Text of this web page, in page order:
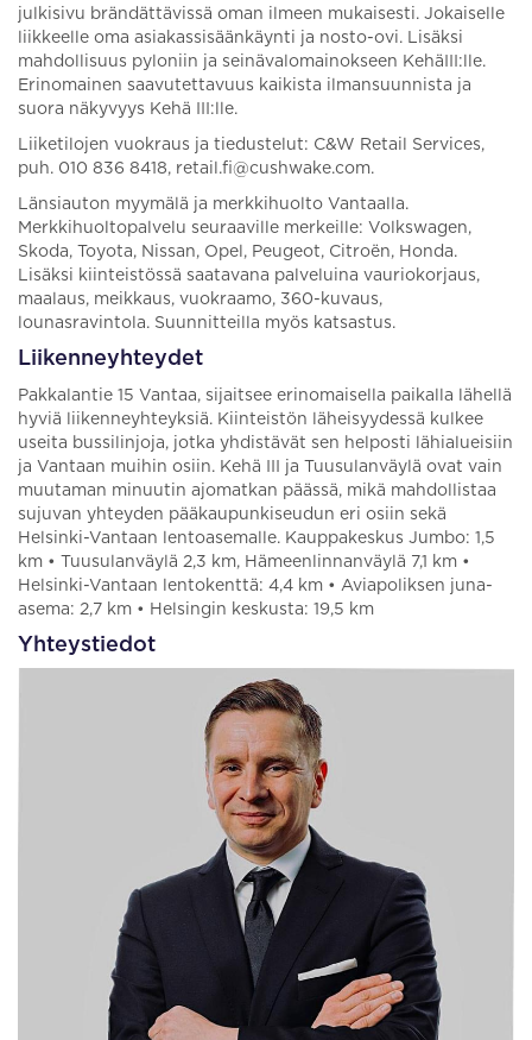
julkisivu brändättävissä oman ilmeen mukaisesti. Jokaiselle
liikkeelle oma asiakassisäänkäynti ja nosto-ovi. Lisäksi
mahdollisuus pyloniin ja seinävalomainokseen KehäIII:lle.
Erinomainen saavutettavuus kaikista ilmansuunnista ja
suora näkyvyys Kehä III:lle.
Liiketilojen vuokraus ja tiedustelut: C&W Retail Services,
puh. 010 836 8418, retail.fi@cushwake.com.
Länsiauton myymälä ja merkkihuolto Vantaalla.
Merkkihuoltopalvelu seuraaville merkeille: Volkswagen,
Skoda, Toyota, Nissan, Opel, Peugeot, Citroën, Honda.
Lisäksi kiinteistössä saatavana palveluina vauriokorjaus,
maalaus, meikkaus, vuokraamo, 360-kuvaus,
lounasravintola. Suunnitteilla myös katsastus.
Liikenneyhteydet
Pakkalantie 15 Vantaa, sijaitsee erinomaisella paikalla lähellä
hyviä liikenneyhteyksiä. Kiinteistön läheisyydessä kulkee
useita bussilinjoja, jotka yhdistävät sen helposti lähialueisiin
ja Vantaan muihin osiin. Kehä III ja Tuusulanväylä ovat vain
muutaman minuutin ajomatkan päässä, mikä mahdollistaa
sujuvan yhteyden pääkaupunkiseudun eri osiin sekä
Helsinki-Vantaan lentoasemalle. Kauppakeskus Jumbo: 1,5
km • Tuusulanväylä 2,3 km, Hämeenlinnanväylä 7,1 km •
Helsinki-Vantaan lentokenttä: 4,4 km • Aviapoliksen juna-
asema: 2,7 km • Helsingin keskusta: 19,5 km
Yhteystiedot